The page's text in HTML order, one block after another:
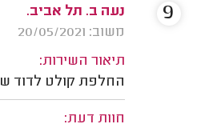
נעה ב. תל אביב.
משוב: 20/05/2021
תיאור השירות:
החלפת קולט לדוד
חוות דעת:
9